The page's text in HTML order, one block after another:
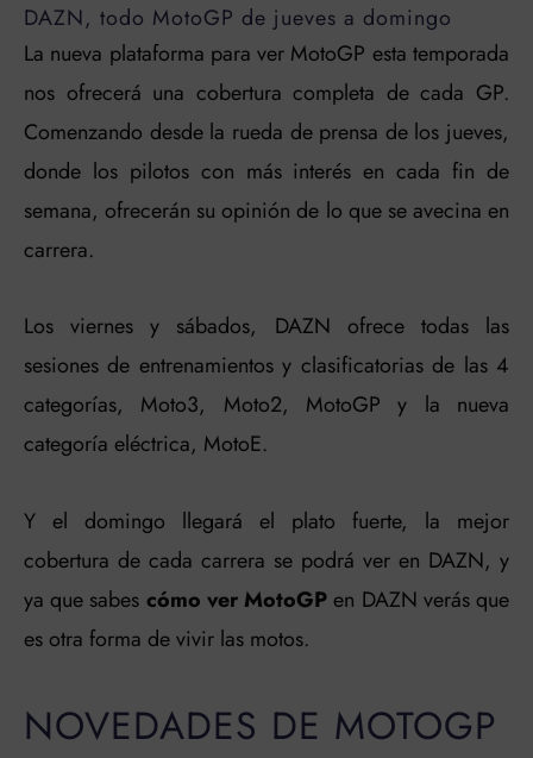
DAZN, todo MotoGP de jueves a domingo
La nueva plataforma para ver MotoGP esta temporada
nos ofrecerá una cobertura completa de cada GP.
Comenzando desde la rueda de prensa de los jueves,
donde los pilotos con más interés en cada fin de
semana, ofrecerán su opinión de lo que se avecina en
carrera.
Los viernes y sábados, DAZN ofrece todas las
sesiones de entrenamientos y clasificatorias de las 4
categorías, Moto3, Moto2, MotoGP y la nueva
categoría eléctrica, MotoE.
Y el domingo llegará el plato fuerte, la mejor
cobertura de cada carrera se podrá ver en DAZN, y
ya que sabes cómo ver MotoGPen DAZN verás que
es otra forma de vivir las motos.
NOVEDADES DE MOTOGP